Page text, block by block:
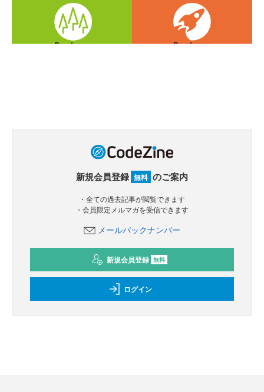
新規会員登録 無料 のご案内
・全ての過去記事が閲覧できます
・会員限定メルマガを受信できます
メールバックナンバー
新規会員登録 無料
ログイン